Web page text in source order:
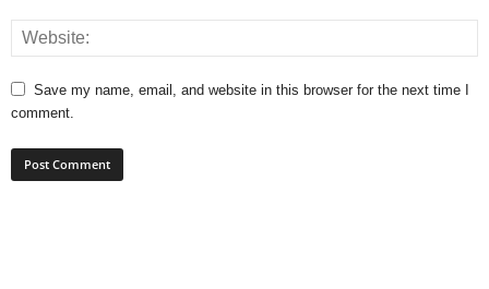
Save my name, email, and website in this browser for the next time I
comment.